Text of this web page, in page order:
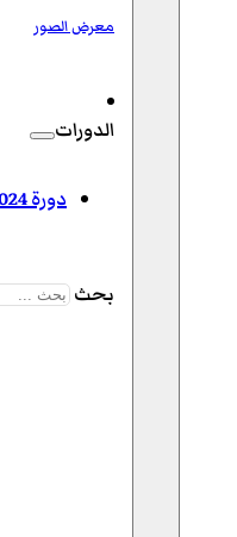
معرض الصور
الدورات
دورة 2024
بحث